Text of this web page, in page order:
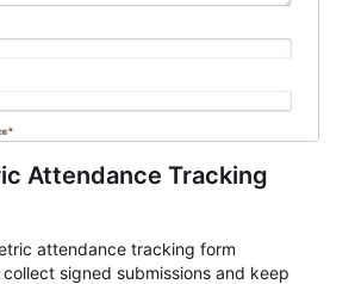
Attendance Tracking
attendance tracking form
signed submissions and keep